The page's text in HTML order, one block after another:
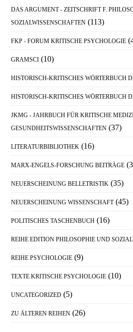
DAS ARGUMENT - ZEITSCHRIFT F.
SOZIALWISSENSCHAFTEN (113)
FKP - FORUM KRITISCHE PSYCHOLOGIE
GRAMSCI (10)
HISTORISCH-KRITISCHES WÖRTERBUCH
HISTORISCH-KRITISCHES WÖRTERBUCH
JKMG - JAHRBUCH FÜR KRITISCHE
GESUNDHEITSWISSENSCHAFTEN (37)
LITERATURBIBLIOTHEK (16)
MARX-ENGELS-FORSCHUNG BEITRÄGE
NEUERSCHEINUNG BELLETRISTIK (35)
NEUERSCHEINUNG WISSENSCHAFT (45)
POLITISCHES TASCHENBUCH (16)
REIHE EDITION PHILOSOPHIE UND
REIHE PSYCHOLOGIE (9)
TEXTE KRITISCHE PSYCHOLOGIE (10)
UNCATEGORIZED (5)
ZU ÄLTEREN REIHEN (26)